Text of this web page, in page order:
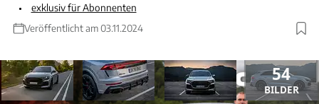
exklusiv für Abonnenten
Veröffentlicht am 03.11.2024
54
BILDER